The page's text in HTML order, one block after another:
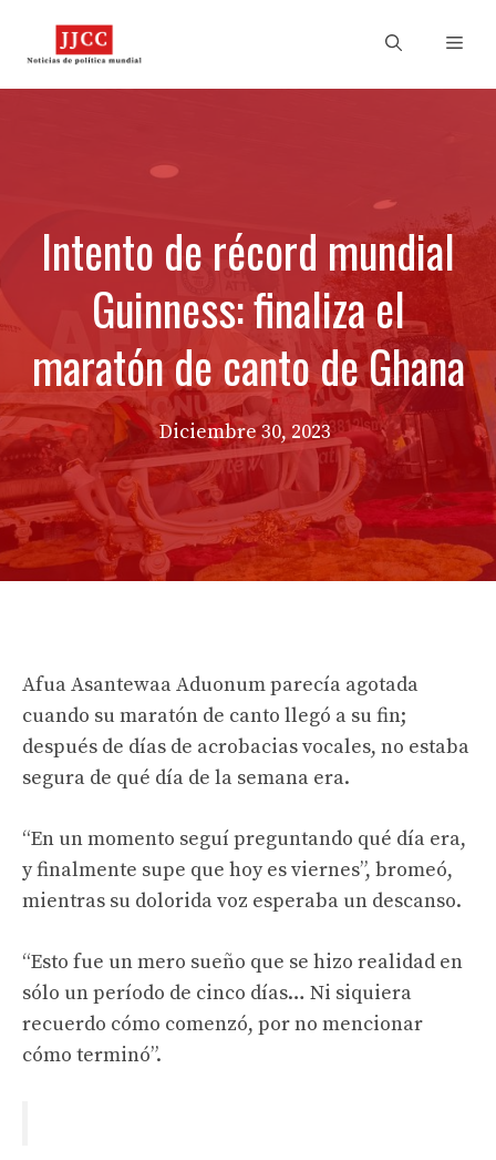
Intento de récord mundial
Guinness: finaliza el
maratón de canto de Ghana
Diciembre 30, 2023
Afua Asantewaa Aduonum parecía agotada
cuando su maratón de canto llegó a su fin;
después de días de acrobacias vocales, no estaba
segura de qué día de la semana era.
“En un momento seguí preguntando qué día era,
y finalmente supe que hoy es viernes”, bromeó,
mientras su dolorida voz esperaba un descanso.
“Esto fue un mero sueño que se hizo realidad en
sólo un período de cinco días… Ni siquiera
recuerdo cómo comenzó, por no mencionar
cómo terminó”.